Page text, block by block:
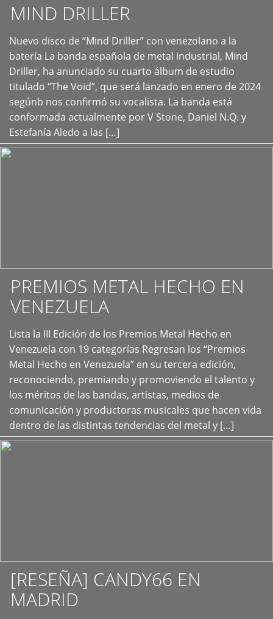
MIND DRILLER
Nuevo disco de “Mind Driller” con venezolano a la
batería La banda española de metal industrial, Mind
Driller, ha anunciado su cuarto álbum de estudio
titulado “The Void”, que será lanzado en enero de 2024
segúnb nos confirmó su vocalista. La banda está
conformada actualmente por V Stone, Daniel N.Q. y
Estefanía Aledo a las […]
+
PREMIOS METAL HECHO EN
VENEZUELA
Lista la III Edición de los Premios Metal Hecho en
Venezuela con 19 categorías Regresan los “Premios
Metal Hecho en Venezuela” en su tercera edición,
reconociendo, premiando y promoviendo el talento y
los méritos de las bandas, artistas, medios de
comunicación y productoras musicales que hacen vida
dentro de las distintas tendencias del metal y […]
+
[RESEÑA] CANDY66 EN
MADRID